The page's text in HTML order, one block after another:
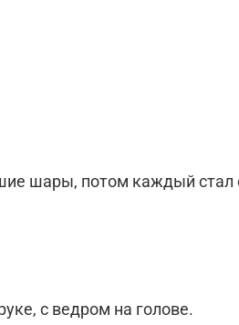
шары, потом каждый стал
с ведром на голове.